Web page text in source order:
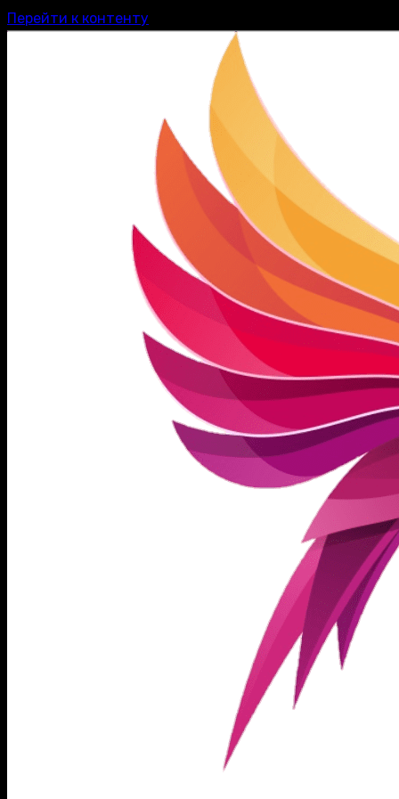
Перейти к контенту